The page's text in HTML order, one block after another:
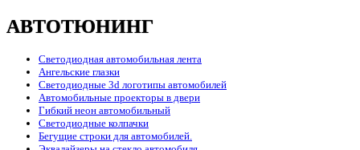
АВТОТЮНИНГ
Светодиодная автомобильная лента
Ангельские глазки
Светодиодные 3d логотипы автомобилей
Автомобильные проекторы в двери
Гибкий неон автомобильный
Светодиодные колпачки
Бегущие строки для автомобилей.